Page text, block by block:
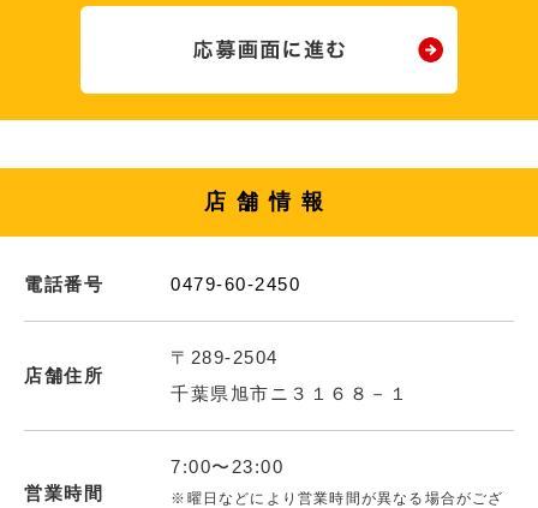
店舗情報
電話番号 0479-60-2450
店舗住所
〒289-2504
千葉県旭市ニ３１６８－１
営業時間
7:00〜23:00
※曜日などにより営業時間が異なる場合がござ